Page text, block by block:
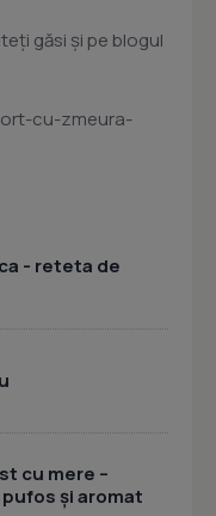
găsi şi pe blogul
cu-zmeura-
- reteta de
cu mere –
și aromat